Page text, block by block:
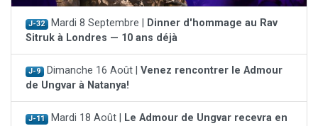
J-32 Mardi 8 Septembre |
Dinner d'hommage au Rav
Sitruk à Londres — 10 ans déjà
J-9 Dimanche 16 Août | Venez rencontrer le Admour
de Ungvar à Natanya!
J-11 Mardi 18 Août |
Le Admour de Ungvar recevra en